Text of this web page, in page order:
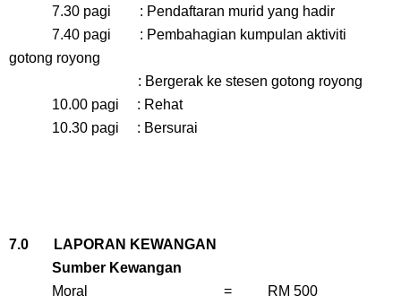
7.30 pagi : Pendaftaran murid yang hadir
7.40 pagi : Pembahagian kumpulan aktiviti
gotong royong
: Bergerak ke stesen gotong royong
10.00 pagi : Rehat
10.30 pagi : Bersurai
7.0 LAPORAN KEWANGAN
Sumber Kewangan
Moral = RM 500